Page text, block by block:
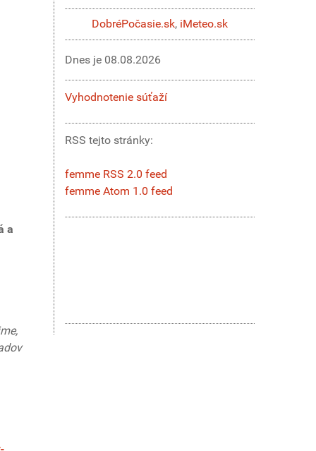
a
DobréPočasie.sk, iMeteo.sk
Dnes je 08.08.2026
Vyhodnotenie súťaží
RSS tejto stránky:
femme RSS 2.0 feed
femme Atom 1.0 feed